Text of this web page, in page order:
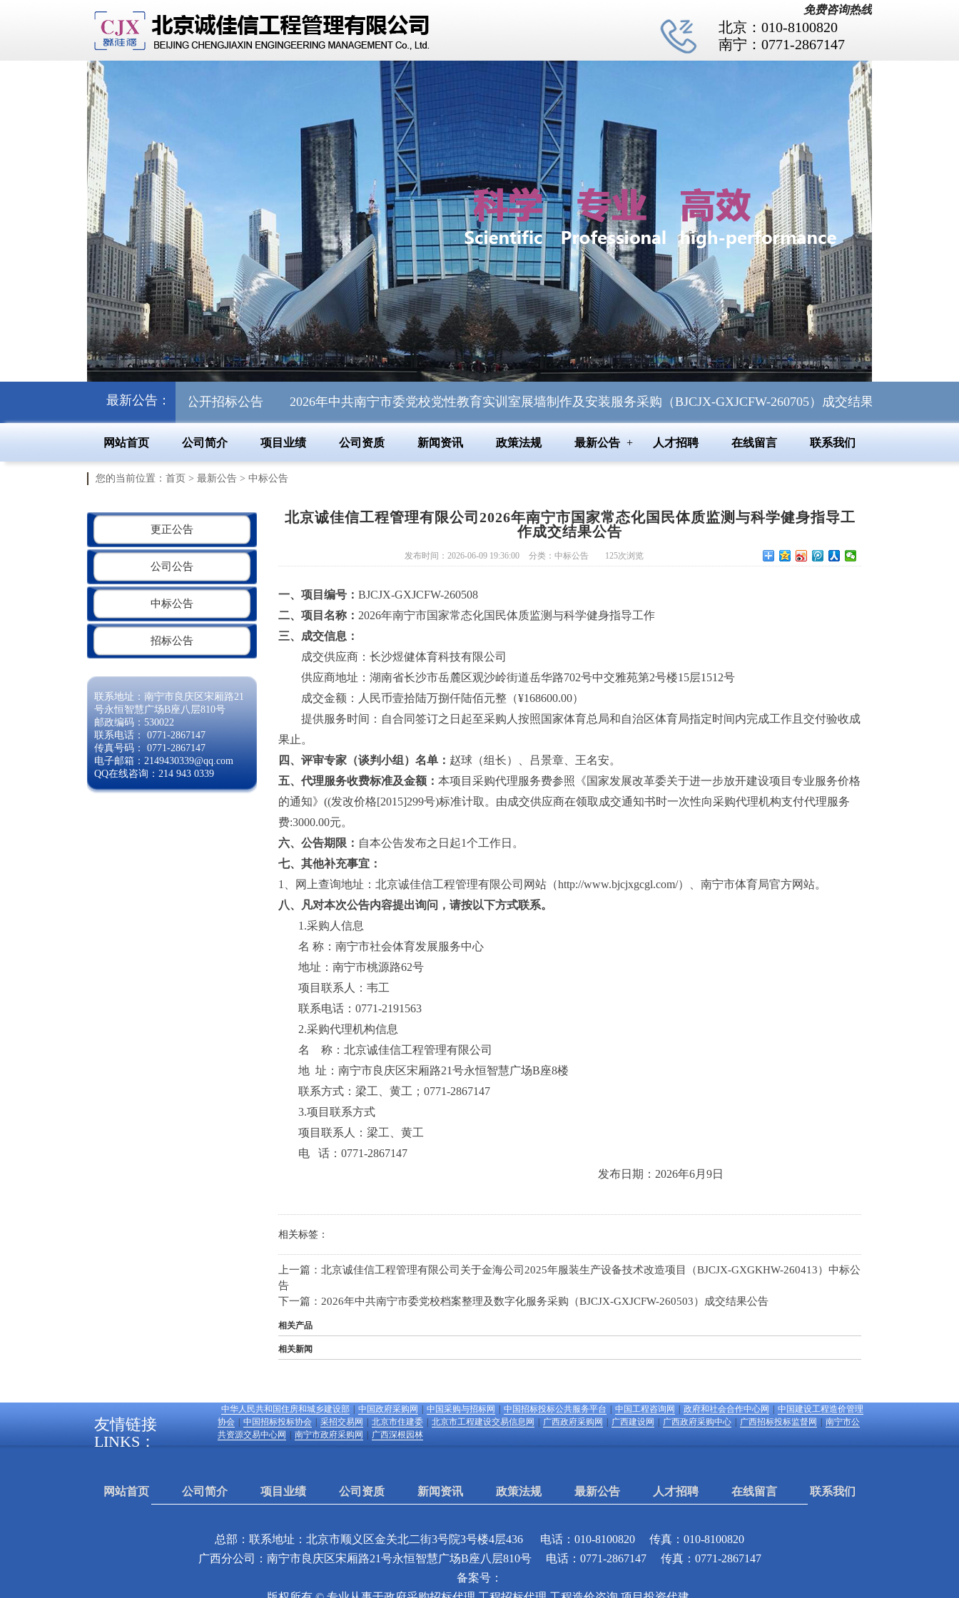
免费咨询热线
北京：010-8100820
南宁：0771-2867147
最新公告：
GXGKFW-260704）的公开招标公告 2026年中共南宁市委党校党性教育实训室展墙制作及安装服务采购（BJCJX-GXJCFW-260705）成交结果公告
网站首页 公司简介 项目业绩 公司资质 新闻资讯 政策法规 最新公告 人才招聘 在线留言 联系我们
您的当前位置： 首页 > 最新公告 > 中标公告
更正公告
公司公告
中标公告
招标公告
联系地址：南宁市良庆区宋厢路21
号永恒智慧广场B座八层810号
邮政编码：530022
联系电话： 0771-2867147
传真号码： 0771-2867147
电子邮箱：2149430339@qq.com
QQ在线咨询：214 943 0339
北京诚佳信工程管理有限公司2026年南宁市国家常态化国民体质监测与科学健身指导工
作成交结果公告
发布时间：2026-06-09 19:36:00 分类： 中标公告 125次浏览
一、项目编号： BJCJX-GXJCFW-260508
二、项目名称： 2026年南宁市国家常态化国民体质监测与科学健身指导工作
三、成交信息：
成交供应商：长沙煜健体育科技有限公司
供应商地址： 湖南省长沙市岳麓区观沙岭街道岳华路702号中交雅苑第2号楼15层1512号
成交金额：人民币壹拾陆万捌仟陆佰元整（¥168600.00）
提供服务时间：自合同签订之日起至采购人按照国家体育总局和自治区体育局指定时间内完成工作且交付验收成
果止。
四、评审专家（谈判小组）名单： 赵球（组长）、 吕景章 王名安。
五、代理服务收费标准及金额： 本项目采购代理服务费参照《国家发展改革委关于进一步放开建设项目专业服务价格
的通知》 ((发改价格[2015]299号)标准计取。由成交供应商在领取成交通知书时一次性向采购代理机构支付代理服务
费:3000.00元。
六、公告期限： 自本公告发布之日起1个工作日。
七、其他补充事宜：
1、
网上查询地址：北京诚佳信工程管理有限公司网站（http://www.bjcjxgcgl.com/）、南宁市体育局官方网站。
八、凡对本次公告内容提出询问，请按以下方式联系。
1.采购人信息
名 称：南宁市社会体育发展服务中心
地址：南宁市桃源路62号
项目联系人：韦工
联系电话： 0771-2191563
2.采购代理机构信息
名
称：北京诚佳信工程管理有限公司
地 址： 南宁市良庆区宋厢路21号永恒智慧广场B座8楼
联系方式： 梁工、黄工； 0771-2867147
3.项目联系方式
项目联系人： 梁工、黄工
电
话： 0771-2867147
发布日期： 2026年6月 9日
相关标签：
上一篇： 北京诚佳信工程管理有限公司关于金海公司2025年服装生产设备技术改造项目（BJCJX-GXGKHW-260413）中标公
告
下一篇： 2026年中共南宁市委党校档案整理及数字化服务采购（BJCJX-GXJCFW-260503）成交结果公告
相关产品
相关新闻
友情链接
LINKS：
中华人民共和国住房和城乡建设部 中国政府采购网 中国采购与招标网 中国招标投标公共服务平台 中国工程咨询网 政府和社会合作中心网
中国建设工程造价管理
协会
中国招标投标协会 采招交易网 北京市住建委 北京市工程建设交易信息网 广西政府采购网 广西建设网 广西政府采购中心 广西招标投标监督网
南宁市公
共资源交易中心网
南宁市政府采购网 广西深根园林
网站首页 公司简介 项目业绩 公司资质 新闻资讯 政策法规 最新公告 人才招聘 在线留言 联系我们
总部：联系地址：北京市顺义区金关北二街3号院3号楼4层436 电话：010-8100820
传真：010-8100820
广西分公司：南宁市良庆区宋厢路21号永恒智慧广场B座八层810号
电话：0771-2867147
传真：0771-2867147
备案号：